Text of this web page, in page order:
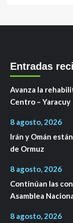
Entradas
Avanza la
Centro – Yaracuy
8 agosto, 2026
Irán y Omán
de Ormuz
8 agosto, 2026
Continúan las
Asamblea
8 agosto, 2026